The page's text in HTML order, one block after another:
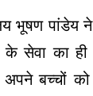
भूषण पांडेय ने
के सेवा का
अपने बच्चों